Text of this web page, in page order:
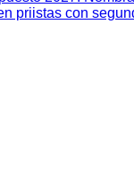
priistas con